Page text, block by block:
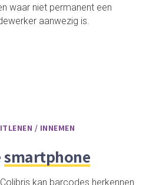
waar niet permanent een
aanwezig is.
/ INNEMEN
smartphone
kan barcodes herkennen